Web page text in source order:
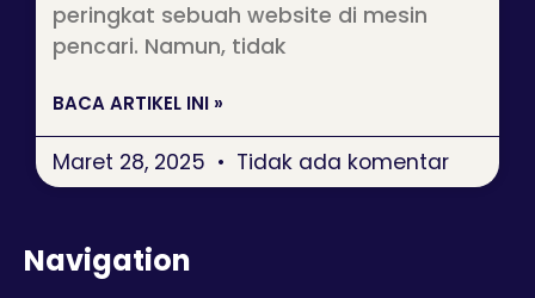
peringkat sebuah website di mesin
pencari. Namun, tidak
BACA ARTIKEL INI »
Maret 28, 2025 Tidak ada komentar
Navigation